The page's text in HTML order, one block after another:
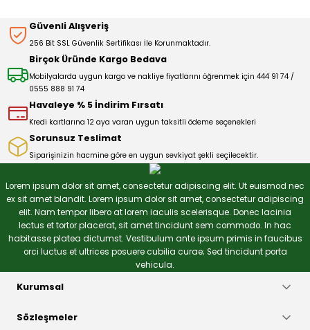
Ürün açıklamasında eksik bilgiler bulunuyor.
Ürün fiyatı diğer sitelerden daha pahalı.
Bu ürüne benzer farklı alternatifler olmalı.
Gönder
Deneyimini Paylaş
Güvenli Alışveriş
256 Bit SSL Güvenlik Sertifikası İle Korunmaktadır.
Birçok Üründe Kargo Bedava
Mobilyalarda uygun kargo ve nakliye fiyatlarını öğrenmek için 444 91 74 /
0555 888 91 74
Havaleye % 5 İndirim Fırsatı
Kredi kartlarına 12 aya varan uygun taksitli ödeme seçenekleri
Sorunsuz Teslimat
Siparişinizin hacmine göre en uygun sevkiyat şekli seçilecektir.
Lorem ipsum dolor sit amet, consectetur adipiscing elit. Ut euismod nec
ex sit amet blandit. Lorem ipsum dolor sit amet, consectetur adipiscing
elit. Nam tempor libero at lorem iaculis scelerisque. Donec lacinia
lectus et tortor placerat, sit amet tincidunt sem commodo. In hac
habitasse platea dictumst. Vestibulum ante ipsum primis in faucibus
orci luctus et ultrices posuere cubilia curae; Sed tincidunt porta
vehicula.
Kurumsal
Sözleşmeler